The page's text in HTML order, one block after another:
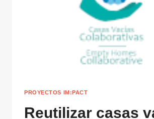
PROYECTOS IM:PACT
Reutilizar casas